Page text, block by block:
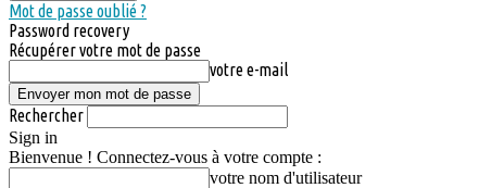
Mot de passe oublié ?
Password recovery
Récupérer votre mot de passe
votre e-mail
Rechercher
Sign in
Bienvenue ! Connectez-vous à votre compte :
votre nom d'utilisateur